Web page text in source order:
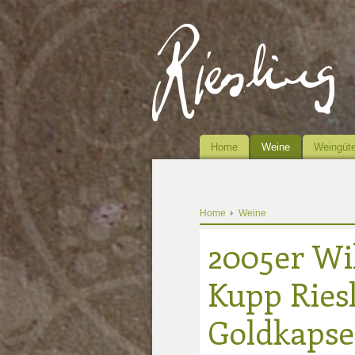
Home Weine
Home Weine
2005er
Kupp